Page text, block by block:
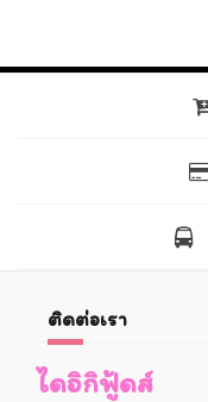
ติดต่อเรา
ไดอิกิฟู้ดส์